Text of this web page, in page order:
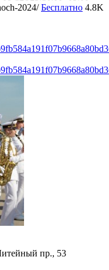
2024/ Бесплатно 4.8K
пр., 53